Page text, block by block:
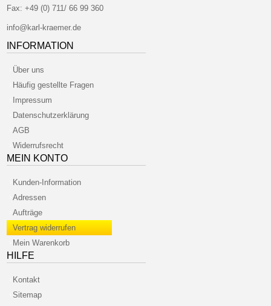
Fax: +49 (0) 711/ 66 99 360
info@karl-kraemer.de
INFORMATION
Über uns
Häufig gestellte Fragen
Impressum
Datenschutzerklärung
AGB
Widerrufsrecht
MEIN KONTO
Kunden-Information
Adressen
Aufträge
Vertrag widerrufen
Mein Warenkorb
HILFE
Kontakt
Sitemap